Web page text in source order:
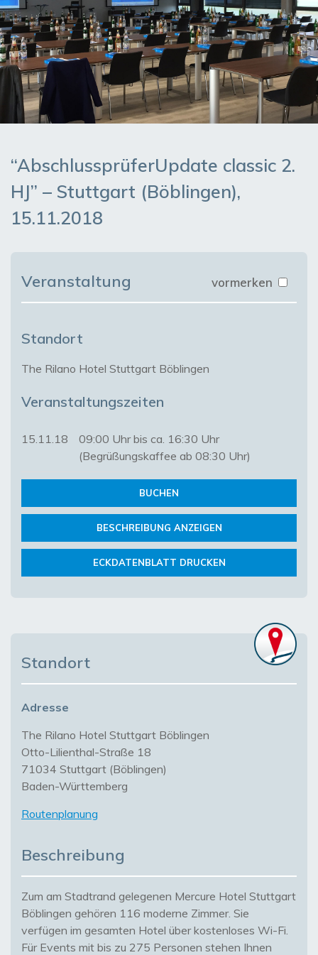
“AbschlussprüferUpdate classic 2.
HJ” – Stuttgart (Böblingen),
15.11.2018
Veranstaltung vormerken
Standort
The Rilano Hotel Stuttgart Böblingen
Veranstaltungszeiten
15.11.18
09:00 Uhr bis ca. 16:30 Uhr
(Begrüßungskaffee ab 08:30 Uhr)
BUCHEN
BESCHREIBUNG ANZEIGEN
ECKDATENBLATT DRUCKEN
Standort
Adresse
The Rilano Hotel Stuttgart Böblingen
Otto-Lilienthal-Straße 18
71034 Stuttgart (Böblingen)
Baden-Württemberg
Routenplanung
Beschreibung
Zum am Stadtrand gelegenen Mercure Hotel Stuttgart
Böblingen gehören 116 moderne Zimmer. Sie
verfügen im gesamten Hotel über kostenloses Wi-Fi.
Für Events mit bis zu 275 Personen stehen Ihnen